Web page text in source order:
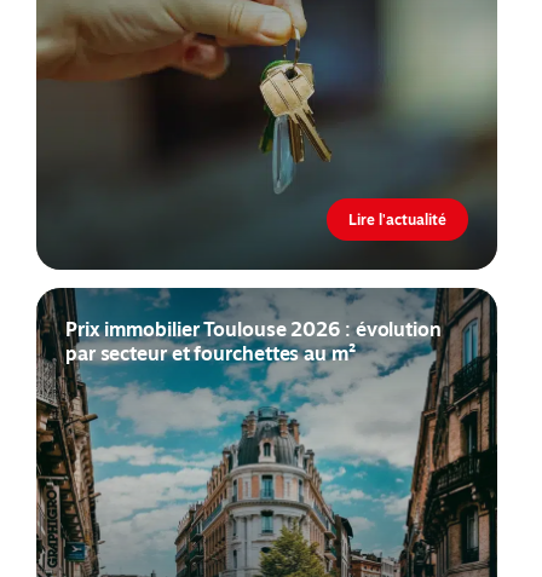
Lire l'actualité
Prix immobilier Toulouse 2026 : évolution
par secteur et fourchettes au m²